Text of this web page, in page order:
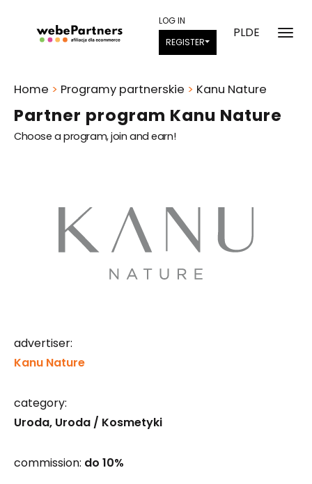
PLDE
LOG IN
REGISTER
Partner program Kanu Nature
Choose a program, join and earn!
Home > Programy partnerskie > Kanu Nature
advertiser:
Kanu Nature
category:
Uroda Uroda / Kosmetyki
commission: do 10%